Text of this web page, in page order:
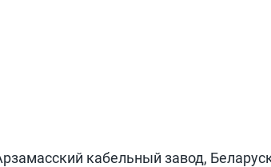
кабельный завод,